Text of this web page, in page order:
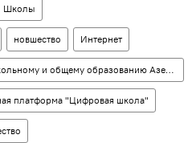
Школы
новшество Интернет
завсектором Госагентства по дошкольному и общему образованию Азербайджана Фидан Наджафова
платформа "Цифровая школа"